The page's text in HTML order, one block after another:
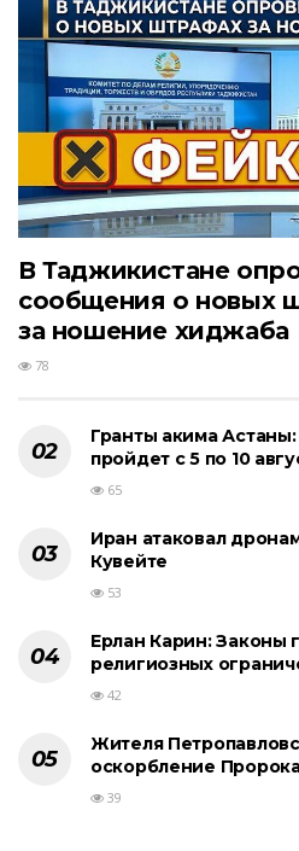
В Таджикистане
сообщения о новых
за ношение хиджаба
78
Гранты акима
пройдет с 5 по 10
65
Иран атаковал
Кувейте
53
Ерлан Карин: Законы
религиозных
42
Жителя
оскорбление
39